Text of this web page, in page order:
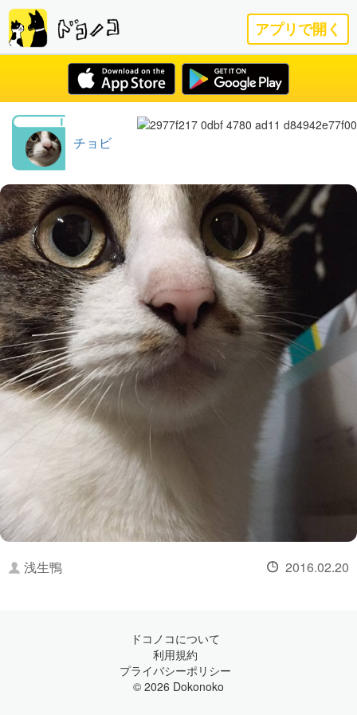
アプリで開く
チョビ
浅生鴨 2016.02.20
ドコノコについて
利用規約
プライバシーポリシー
© 2026 Dokonoko